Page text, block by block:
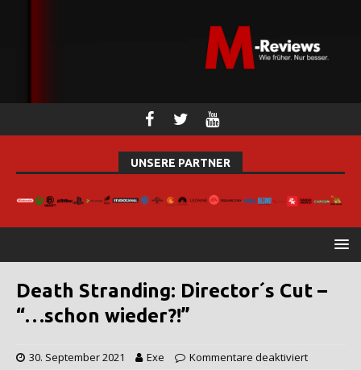
UNSERE PARTNER
Death Stranding: Director´s Cut –
“…schon wieder?!”
30. September 2021 Exe Kommentare deaktiviert